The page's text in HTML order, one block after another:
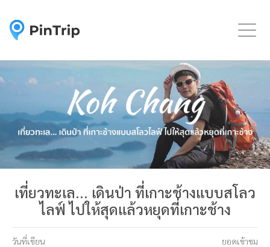
เที่ยวทะเล... เดินป่า ที่เกาะช้างแบบสโลว
ไลฟ์ ไปให้สุดแล้วหยุดที่เกาะช้าง
วันที่เขียน ยอดเข้าชม